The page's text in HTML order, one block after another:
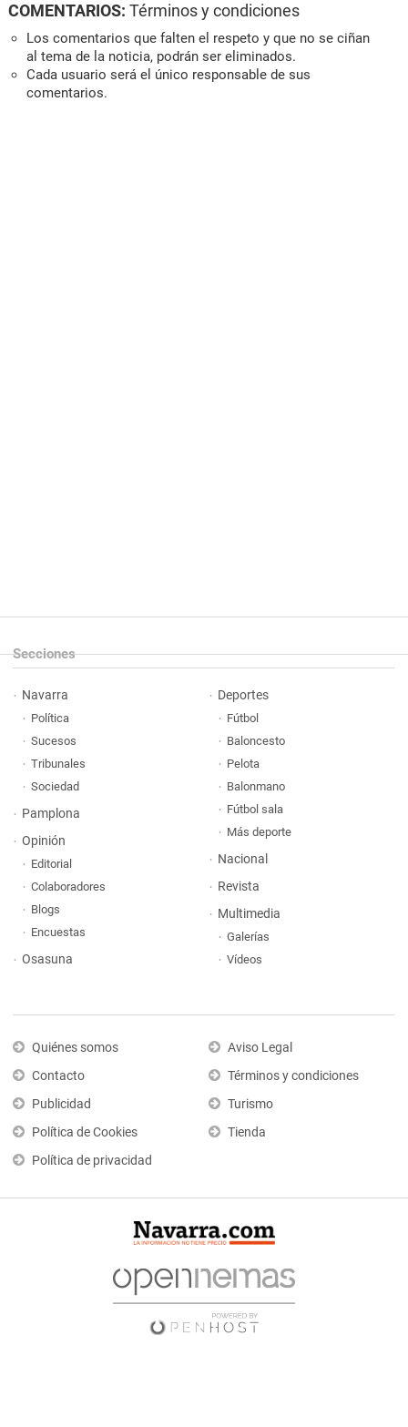
COMENTARIOS: Términos y condiciones
Los comentarios que falten el respeto y que no se ciñan
al tema de la noticia, podrán ser eliminados.
Cada usuario será el único responsable de sus
comentarios.
Secciones
Navarra
Política
Sucesos
Tribunales
Sociedad
Pamplona
Opinión
Editorial
Colaboradores
Blogs
Encuestas
Osasuna
Deportes
Fútbol
Baloncesto
Pelota
Balonmano
Fútbol sala
Más deporte
Nacional
Revista
Multimedia
Galerías
Vídeos
Quiénes somos
Contacto
Publicidad
Política de Cookies
Política de privacidad
Aviso Legal
Términos y condiciones
Turismo
Tienda